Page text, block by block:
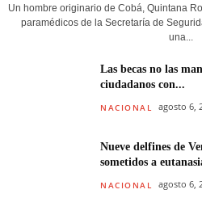
Un hombre originario de Cobá, Quintana
paramédicos de la Secretaría de
una...
Las becas no las
ciudadanos con...
NACIONAL agosto 6,
Nueve delfines de
sometidos a
NACIONAL agosto 6,